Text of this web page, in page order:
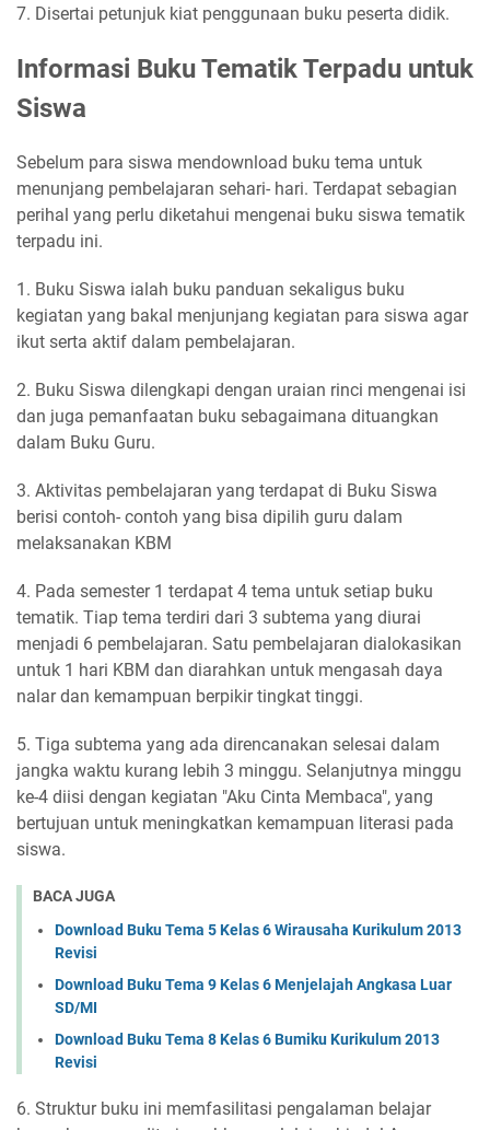
7. Disertai petunjuk kiat penggunaan buku peserta didik.
Informasi Buku Tematik Terpadu untuk
Siswa
Sebelum para siswa mendownload buku tema untuk
menunjang pembelajaran sehari- hari. Terdapat sebagian
perihal yang perlu diketahui mengenai buku siswa tematik
terpadu ini.
1. Buku Siswa ialah buku panduan sekaligus buku
kegiatan yang bakal menjunjang kegiatan para siswa agar
ikut serta aktif dalam pembelajaran.
2. Buku Siswa dilengkapi dengan uraian rinci mengenai isi
dan juga pemanfaatan buku sebagaimana dituangkan
dalam Buku Guru.
3. Aktivitas pembelajaran yang terdapat di Buku Siswa
berisi contoh- contoh yang bisa dipilih guru dalam
melaksanakan KBM
4. Pada semester 1 terdapat 4 tema untuk setiap buku
tematik. Tiap tema terdiri dari 3 subtema yang diurai
menjadi 6 pembelajaran. Satu pembelajaran dialokasikan
untuk 1 hari KBM dan diarahkan untuk mengasah daya
nalar dan kemampuan berpikir tingkat tinggi.
5. Tiga subtema yang ada direncanakan selesai dalam
jangka waktu kurang lebih 3 minggu. Selanjutnya minggu
ke-4 diisi dengan kegiatan "Aku Cinta Membaca", yang
bertujuan untuk meningkatkan kemampuan literasi pada
siswa.
BACA JUGA
Download Buku Tema 5 Kelas 6 Wirausaha Kurikulum 2013
Revisi
Download Buku Tema 9 Kelas 6 Menjelajah Angkasa Luar
SD/MI
Download Buku Tema 8 Kelas 6 Bumiku Kurikulum 2013
Revisi
6. Struktur buku ini memfasilitasi pengalaman belajar